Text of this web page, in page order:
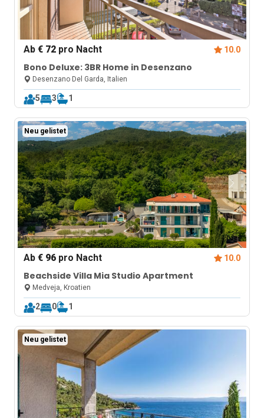
Ab€ 72 pro Nacht 10.0
Bono Deluxe: 3BR Home in Desenzano
Desenzano Del Garda, Italien
5 3 1
Neu gelistet
Ab€ 96 pro Nacht 10.0
Beachside Villa Mia Studio Apartment
Medveja, Kroatien
2 0 1
Neu gelistet